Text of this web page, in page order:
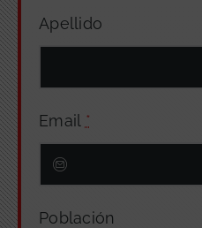
Apellido
Email *
Población